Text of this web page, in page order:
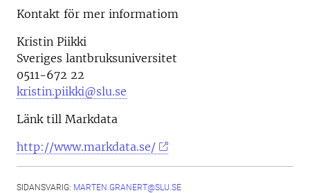
Kontakt för mer informatiom
Kristin Piikki
Sveriges lantbruksuniversitet
0511-672 22
kristin.piikki@slu.se
Länk till Markdata
http://www.markdata.se/
SIDANSVARIG: MARTEN.GRANERT@SLU.SE